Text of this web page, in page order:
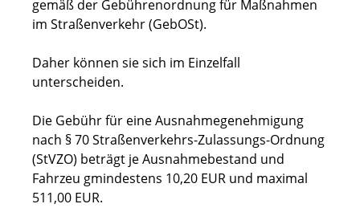
gemäß der Gebührenordnung für Maßnahmen
im Straßenverkehr (GebOSt).
Daher können sie sich im Einzelfall
unterscheiden.
Die Gebühr für eine Ausnahmegenehmigung
nach § 70 Straßenverkehrs-Zulassungs-Ordnung
(StVZO) beträgt je Ausnahmebestand und
Fahrzeu gmindestens 10,20 EUR und maximal
511,00 EUR.